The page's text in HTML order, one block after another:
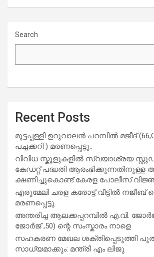
Search
Recent Posts
മുട്ടപ്പള്ളി ഉറുവാലൻ പറമ്പിൽ മജീദ്
പച്ചക്കറി ) മരണപ്പെട്ടു..
വിവിധ സ്കൂളുകളില്‍ സ്വയാശ്രയ
കേഡറ്റ് പദ്ധതി ആരംഭിക്കുന്നതിനുള്ള
ക്ഷണിച്ചുകൊണ്ട് കേരള പോലീസ്
എരുമേലി ചരള കരോട്ട് വീട്ടിൽ നജീബ്
മരണപ്പെട്ടു.
അന്തരിച്ച ആ​ല​ക്ക​പ്പ​റമ്പിൽ​ എ.​വി.
ജോർജ് ,50) ന്റെ സംസ്കാരം നാളെ
സഹകരണ മേഖല ശക്തിപ്പെടുത്തി
സാധ്യമാക്കും: മന്ത്രി എം ലിജു